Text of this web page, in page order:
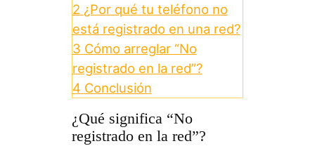
2 ¿Por qué tu teléfono no
está registrado en una red?
3 Cómo arreglar “No
registrado en la red”?
4 Conclusión
¿Qué significa “No
registrado en la red”?